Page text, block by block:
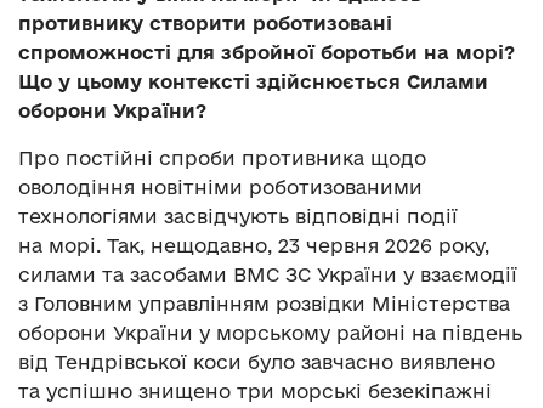
противнику створити роботизовані
спроможності для збройної боротьби на морі?
Що у цьому контексті здійснюється Силами
оборони України?
Про постійні спроби противника щодо
оволодіння новітніми роботизованими
технологіями засвідчують відповідні події
на морі. Так, нещодавно, 23 червня 2026 року,
силами та засобами ВМС ЗС України у взаємодії
з Головним управлінням розвідки Міністерства
оборони України у морському районі на південь
від Тендрівської коси було завчасно виявлено
та успішно знищено три морські безекіпажні